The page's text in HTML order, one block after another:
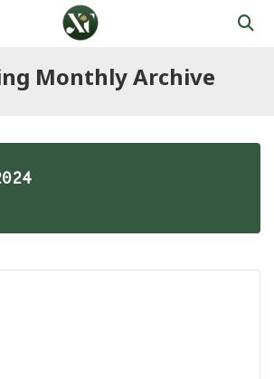
Monthly Archive